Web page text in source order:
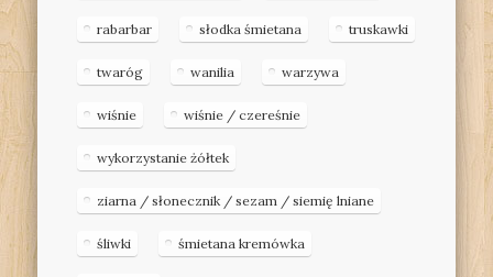
rabarbar słodka śmietana truskawki
twaróg wanilia warzywa
wiśnie wiśnie / czereśnie
wykorzystanie żółtek
ziarna / słonecznik / sezam / siemię lniane
śliwki śmietana kremówka